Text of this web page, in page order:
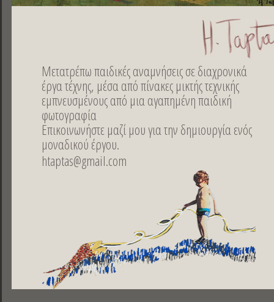
Μετατρέπω παιδικές αναμνήσεις σε διαχρονικά
έργα τέχνης, μέσα από πίνακες μικτής τεχνικής
εμπνευσμένους από μια αγαπημένη παιδική
φωτογραφία
Επικοινωνήστε μαζί μου για την δημιουργία ενός
μοναδικού έργου.
htaptas@gmail.com